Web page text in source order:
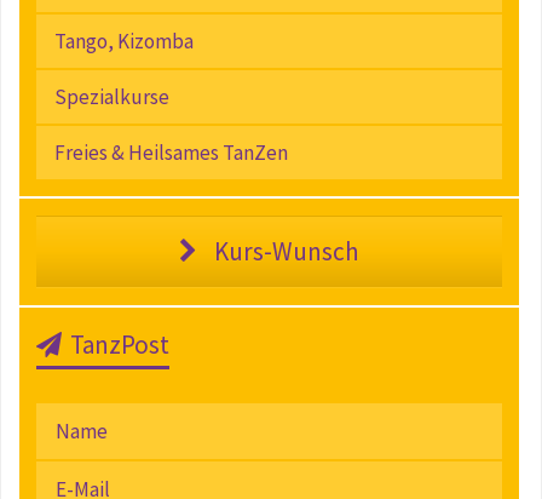
Tango, Kizomba
Spezialkurse
Freies & Heilsames TanZen
Kurs-Wunsch
TanzPost